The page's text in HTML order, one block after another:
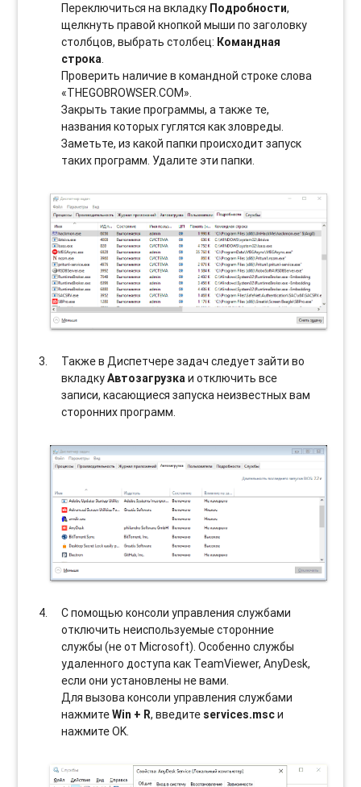
Переключиться на вкладку Подробности,
щелкнуть правой кнопкой мыши по заголовку
столбцов, выбрать столбец: Командная
строка.
Проверить наличие в командной строке слова
«THEGOBROWSER.COM».
Закрыть такие программы, а также те,
названия которых гуглятся как зловреды.
Заметьте, из какой папки происходит запуск
таких программ. Удалите эти папки.
Также в Диспетчере задач следует зайти во
вкладкуАвтозагрузкаи отключить все
записи, касающиеся запуска неизвестных вам
сторонних программ.
С помощью консоли управления службами
отключить неиспользуемые сторонние
службы (не от Microsoft). Особенно службы
удаленного доступа как TeamViewer, AnyDesk,
если они установлены не вами.
Для вызова консоли управления службами
нажмитеWin + R, введите services.mscи
нажмите OK.